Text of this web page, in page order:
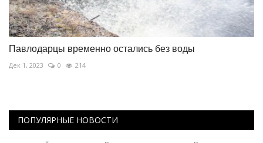
Павлодарцы временно остались без воды
Дек 1, 2023 0 214
ПОПУЛЯРНЫЕ НОВОСТИ